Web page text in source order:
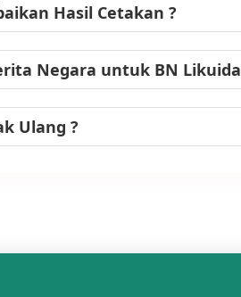
Hasil Cetakan ?
Negara untuk BN
Ulang ?